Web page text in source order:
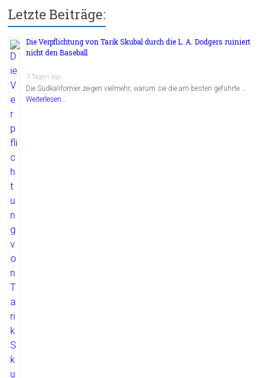
Letzte Beiträge:
Die Verpflichtung von Tarik Skubal durch die L. A. Dodgers ruiniert
nicht den Baseball
3 Tagen ago
Die Südkalifornier zeigen vielmehr, warum sie die am besten geführte …
Weiterlesen...